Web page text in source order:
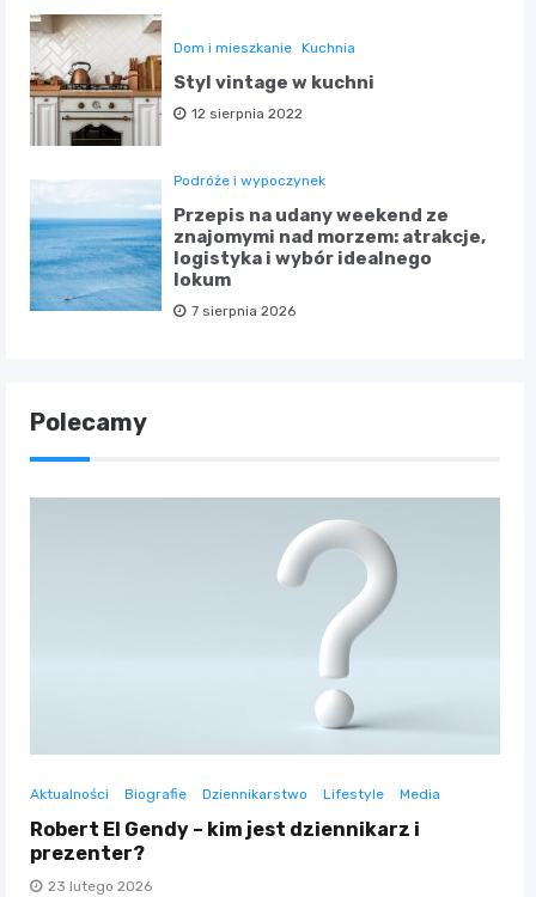
Dom i mieszkanie Kuchnia
Styl vintage w kuchni
12 sierpnia 2022
Podróże i wypoczynek
Przepis na udany weekend ze
znajomymi nad morzem: atrakcje,
logistyka i wybór idealnego
lokum
7 sierpnia 2026
Polecamy
Aktualności Biografie Dziennikarstwo Lifestyle Media
Robert El Gendy – kim jest dziennikarz i
prezenter?
23 lutego 2026